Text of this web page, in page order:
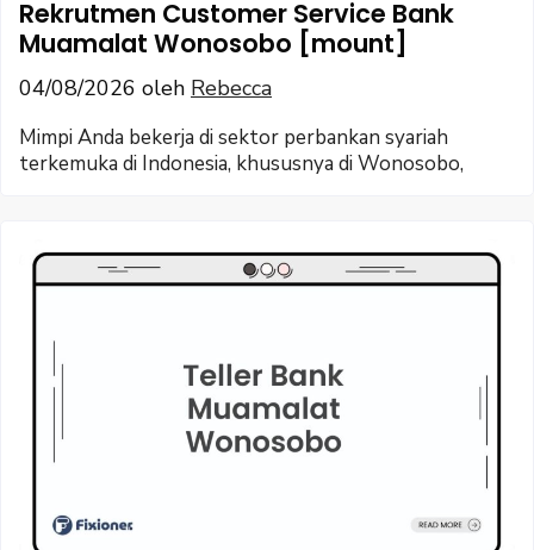
Rekrutmen Customer Service Bank
Muamalat Wonosobo [mount]
04/08/2026 oleh Rebecca
Mimpi Anda bekerja di sektor perbankan syariah
terkemuka di Indonesia, khususnya di Wonosobo,